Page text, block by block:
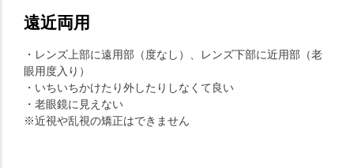
遠近両用
・レンズ上部に遠用部（度なし）、レンズ下部に近用部（老
眼用度入り）
・いちいちかけたり外したりしなくて良い
・老眼鏡に見えない
※近視や乱視の矯正はできません